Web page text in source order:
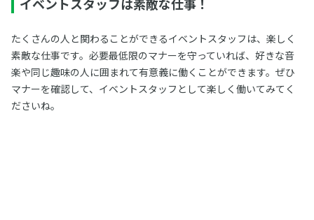
たくさんの人と関わることができるイベントスタッフは、楽しく
素敵な仕事です。必要最低限のマナーを守っていれば、好きな音
楽や同じ趣味の人に囲まれて有意義に働くことができます。ぜひ
マナーを確認して、イベントスタッフとして楽しく働いてみてく
ださいね。